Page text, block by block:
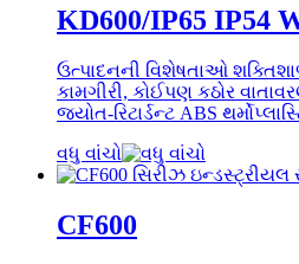
KD600/IP65 IP54
ઉત્પાદનની વિશેષતાઓ
કામગીરી, કોઈપણ કઠોર
જ્યોત-રિટાર્ડન્ટ ABS
વધુ વાંચો
CF600